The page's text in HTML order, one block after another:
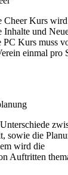
Cheer Kurs
Inhalte und
Kurs muss
einmal pro
sowie die
wird die
Auftritten